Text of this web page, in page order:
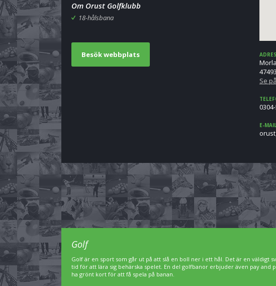
Om Orust Golfklubb
18-hålsbana
Besök webbplats
Se
E-
Golf
Golf är en sport som går ut på att slå en boll ner i ett hål. Det är en väldigt
tid för att lära sig behärska spelet. En del golfbanor erbjuder även pay and
ha grönt kort för att få spela på banan.